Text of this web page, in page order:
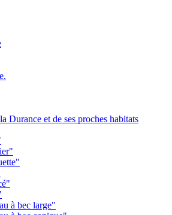
Durance et de ses proches habitats
à bec large"